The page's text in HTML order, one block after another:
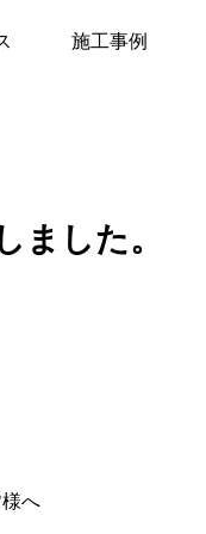
施工事例
ープンしました。
ました。
へ